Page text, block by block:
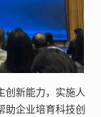
创新能力，实施人
助企业培育科技创